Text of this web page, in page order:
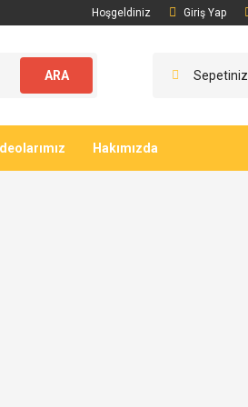
Hoşgeldiniz Giriş Yap
ARA Sepetiniz
Hakımızda